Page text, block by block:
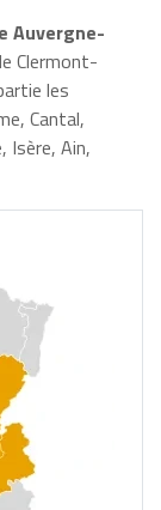
Auvergne-
Clermont-
les
Cantal,
Isère, Ain,